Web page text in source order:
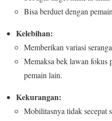
Bisa berduet dengan
Kelebihan:
Memberikan variasi
Memaksa bek lawan fokus
pemain lain.
Kekurangan:
Mobilitasnya tidak secepat